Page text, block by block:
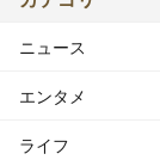
ニュース
エンタメ
ライフ